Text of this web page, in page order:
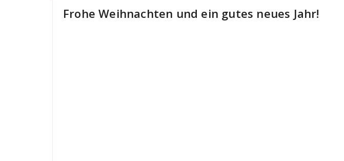
Frohe Weihnachten und ein gutes neues Jahr!